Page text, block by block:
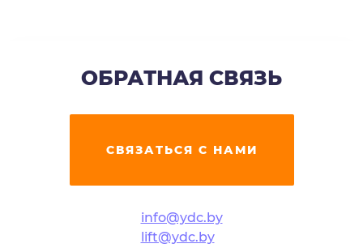
ОБРАТНАЯ СВЯЗЬ
СВЯЗАТЬСЯ С НАМИ
info@ydc.by
lift@ydc.by